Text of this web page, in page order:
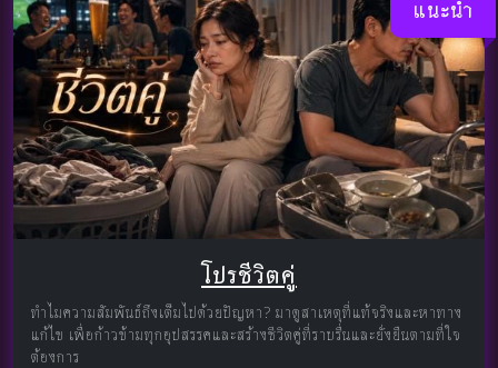
แนะนำ
โปรชีวิตคู่
ทำไมความสัมพันธ์ถึงเต็มไปด้วยปัญหา? มาดูสาเหตุที่แท้จริงและหาทาง
แก้ไข เพื่อก้าวข้ามทุกอุปสรรคและสร้างชีวิตคู่ที่ราบรื่นและยั่งยืนตามที่ใจ
ต้องการ